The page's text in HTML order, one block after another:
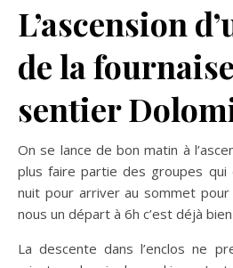
L’ascension
de la
sentier
On se lance de bon matin à
plus faire partie des groupes qui
nuit pour arriver au sommet
nous un départ à 6h c’est déjà bien
La descente dans l’enclos ne